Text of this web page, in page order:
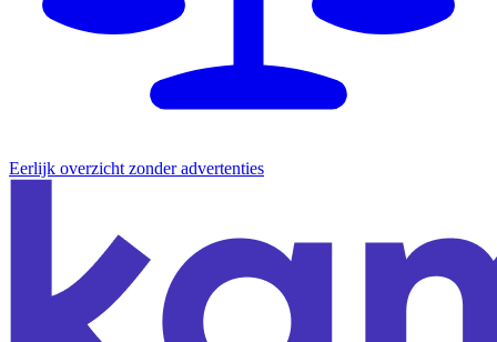
Eerlijk overzicht zonder advertenties